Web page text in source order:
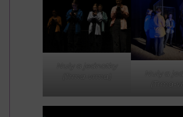
Nuly a jednotky
(Trma-vrma)
Nuly a
(Trma-